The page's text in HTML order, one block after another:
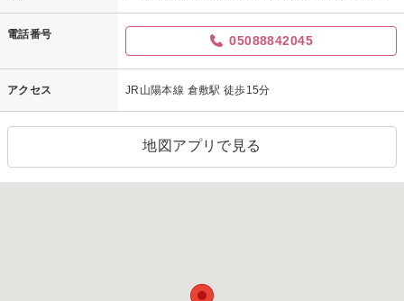
電話番号 05088842045
アクセス JR山陽本線 倉敷駅 徒歩15分
地図アプリで見る